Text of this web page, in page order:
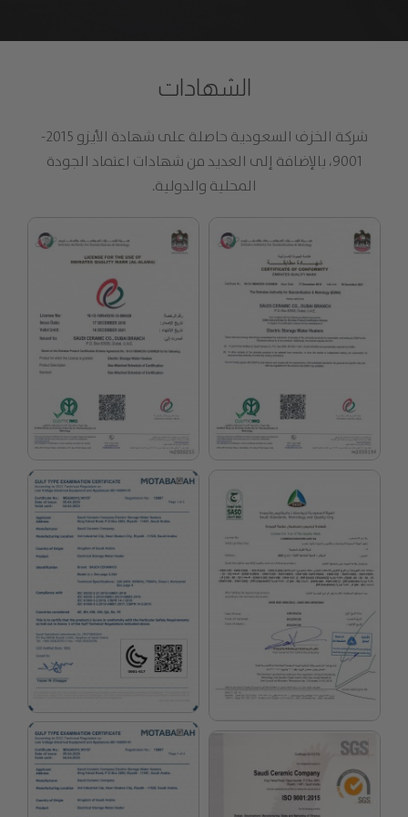
الشهادات
شركة الخزف السعودية حاصلة على شهادة الأيزو 2015-
9001، بالإضافة إلى العديد من شهادات اعتماد الجودة
المحلية والدولية.